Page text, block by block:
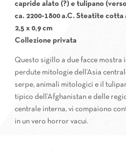
capride alato (?) e tulipano
ca. 2200-1800 a.C. Steatite
2,5 x 0,9 cm
Collezione privata
Questo sigillo a due facce mostra
perdute mitologie dell’Asia
serpe, animali mitologici e il
tipico dell’Afghanistan e delle
centrale interna, vi compaiono
in un vero horror vacui.